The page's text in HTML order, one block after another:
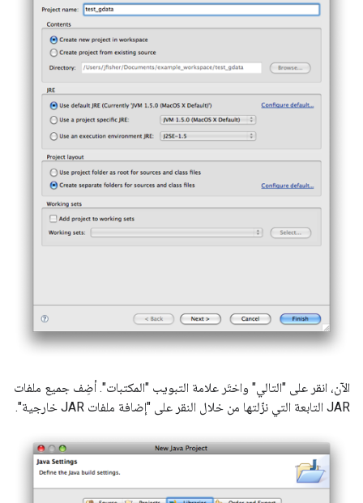
الآن، انقر على "التالي" واختَر علامة التبويب "المكتبات". أضِف جميع ملفات
JAR التابعة التي نزّلتها من خلال النقر على "إضافة ملفات JAR خارجية".